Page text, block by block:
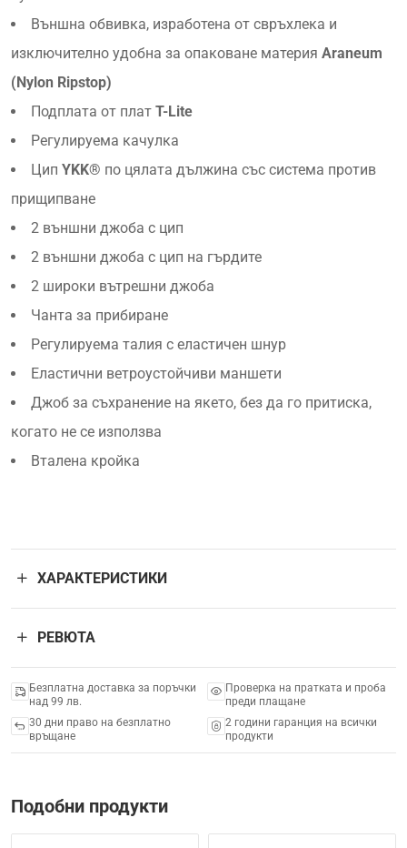
Външна обвивка, изработена от свръхлека и
изключително удобна за опаковане материя Araneum
(Nylon Ripstop)
Подплата от плат T-Lite
Регулируема качулка
Цип YKK® по цялата дължина със система против
прищипване
2 външни джоба с цип
2 външни джоба с цип на гърдите
2 широки вътрешни джоба
Чанта за прибиране
Регулируема талия с еластичен шнур
Еластични ветроустойчиви маншети
Джоб за съхранение на якето, без да го притиска,
когато не се използва
Вталена кройка
ХАРАКТЕРИСТИКИ
РЕВЮТА
Безплатна доставка за поръчки
над 99 лв.
Проверка на пратката и проба
преди плащане
30 дни право на безплатно
връщане
2 години гаранция на всички
продукти
Подобни продукти